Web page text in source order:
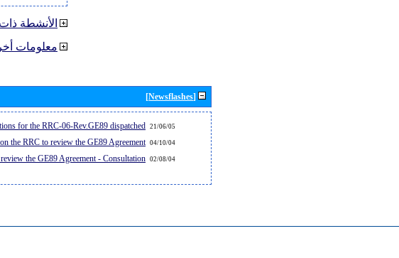
الأنشطة
معلومات
[Newsflashes]
21/06/05
for the RRC-06-Rev.GE89 dispatched...
04/10/04
the RRC to review the GE89 Agreement
02/08/04
the GE89 Agreement - Consultation